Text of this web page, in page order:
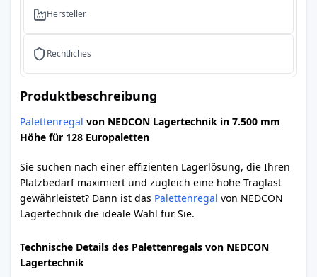
Hersteller
Rechtliches
Produktbeschreibung
Palettenregal von NEDCON Lagertechnik in 7.500 mm
Höhe für 128 Europaletten
Sie suchen nach einer effizienten Lagerlösung, die Ihren
Platzbedarf maximiert und zugleich eine hohe Traglast
gewährleistet? Dann ist das Palettenregal von NEDCON
Lagertechnik die ideale Wahl für Sie.
Technische Details des Palettenregals von NEDCON
Lagertechnik